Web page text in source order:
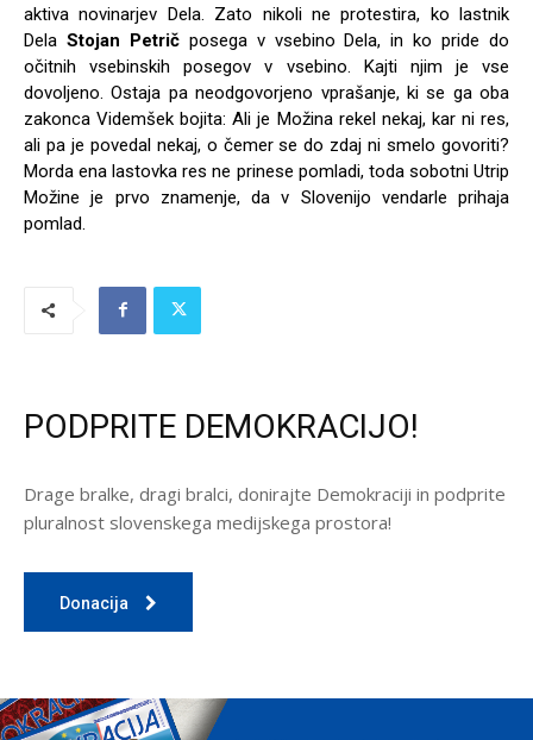
aktiva novinarjev Dela. Zato nikoli ne protestira, ko lastnik
Dela Stojan Petričposega v vsebino Dela, in ko pride do
očitnih vsebinskih posegov v vsebino. Kajti njim je vse
dovoljeno. Ostaja pa neodgovorjeno vprašanje, ki se ga oba
zakonca Videmšek bojita: Ali je Možina rekel nekaj, kar ni res,
ali pa je povedal nekaj, o čemer se do zdaj ni smelo govoriti?
Morda ena lastovka res ne prinese pomladi, toda sobotni Utrip
Možine je prvo znamenje, da v Slovenijo vendarle prihaja
pomlad.
PODPRITE DEMOKRACIJO!
Drage bralke, dragi bralci, donirajte Demokraciji in podprite
pluralnost slovenskega medijskega prostora!
Donacija